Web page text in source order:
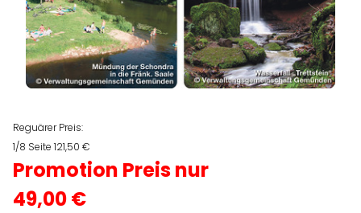
Reguärer Preis:
1/8 Seite 121,50 €
Promotion Preis nur
49,00 €